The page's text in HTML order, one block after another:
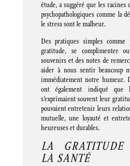
étude, a suggéré que les racines
psychopathologiques comme la
le stress sont le malheur.
Des pratiques simples
gratitude, se complimenter
souvenirs et des notes de
aider à nous sentir beaucoup
immédiatement notre humeur.
ont également indiqué que
s’exprimaient souvent leur
pouvaient entretenir leurs
mutuelle, une loyauté et
heureuses et durables.
LA GRATITUDE
LA SANTÉ